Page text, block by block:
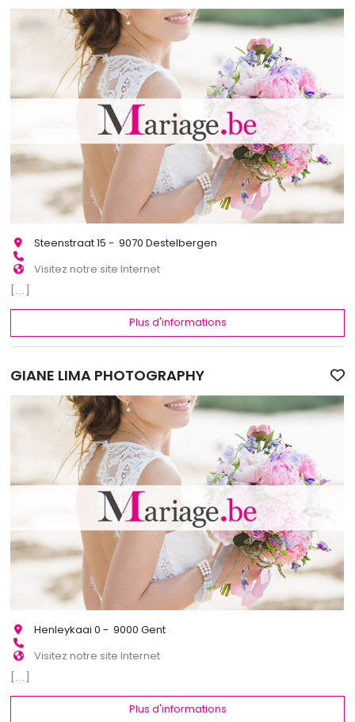
Steenstraat 15 - 9070 Destelbergen
Visitez notre site Internet
[...]
Plus d'informations
GIANE LIMA PHOTOGRAPHY
Henleykaai 0 - 9000 Gent
Visitez notre site Internet
[...]
Plus d'informations